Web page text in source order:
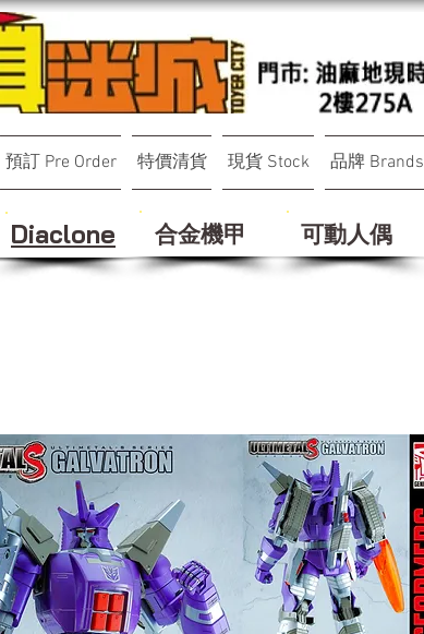
預訂 Pre Order 特價清貨 現貨 Stock 品牌 Brands
Diaclone 合金機甲 可動人偶